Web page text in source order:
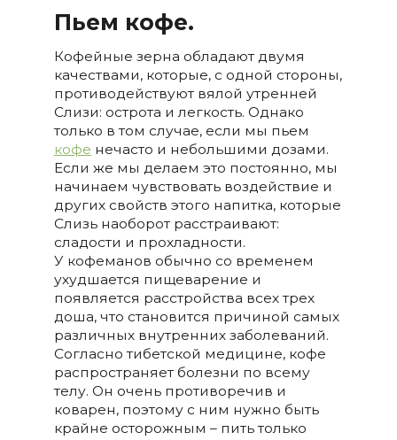
Пьем кофе.
Кофейные зерна обладают двумя
качествами, которые, с одной стороны,
противодействуют вялой утренней
Слизи: острота и легкость. Однако
только в том случае, если мы пьем
кофе нечасто и небольшими дозами.
Если же мы делаем это постоянно, мы
начинаем чувствовать воздействие и
других свойств этого напитка, которые
Слизь наоборот расстраивают:
сладости и прохладности.
У кофеманов обычно со временем
ухудшается пищеварение и
появляется расстройства всех трех
доша, что становится причиной самых
различных внутренних заболеваний.
Согласно тибетской медицине, кофе
распространяет болезни по всему
телу. Он очень противоречив и
коварен, поэтому с ним нужно быть
крайне осторожным – пить только